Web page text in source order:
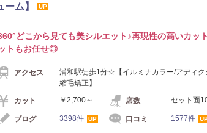
ム】 UP
どこから見ても美シルエット♪再現性の高いカッ
トもお任せ◎
アクセス
浦和駅徒歩1分☆【イルミナカラー/アディ
縮毛矯正】
カット ￥2,700～ 席数 セット面
ブログ 3398件 UP 口コミ 1577件